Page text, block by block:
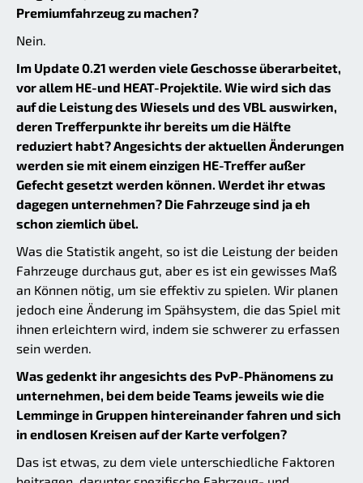
Premiumfahrzeug zu machen?
Nein.
Im Update 0.21 werden viele Geschosse überarbeitet,
vor allem HE-und HEAT-Projektile. Wie wird sich das
auf die Leistung des Wiesels und des VBL auswirken,
deren Trefferpunkte ihr bereits um die Hälfte
reduziert habt? Angesichts der aktuellen Änderungen
werden sie mit einem einzigen HE-Treffer außer
Gefecht gesetzt werden können. Werdet ihr etwas
dagegen unternehmen? Die Fahrzeuge sind ja eh
schon ziemlich übel.
Was die Statistik angeht, so ist die Leistung der beiden
Fahrzeuge durchaus gut, aber es ist ein gewisses Maß
an Können nötig, um sie effektiv zu spielen. Wir planen
jedoch eine Änderung im Spähsystem, die das Spiel mit
ihnen erleichtern wird, indem sie schwerer zu erfassen
sein werden.
Was gedenkt ihr angesichts des PvP-Phänomens zu
unternehmen, bei dem beide Teams jeweils wie die
Lemminge in Gruppen hintereinander fahren und sich
in endlosen Kreisen auf der Karte verfolgen?
Das ist etwas, zu dem viele unterschiedliche Faktoren